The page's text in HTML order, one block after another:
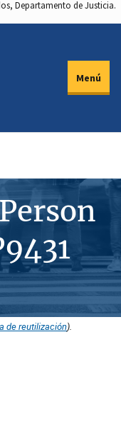
Departamento de Justicia.
Menú
de reutilización).